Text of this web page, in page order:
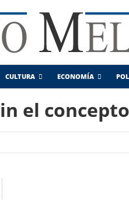
CULTURA ECONOMÍA
el